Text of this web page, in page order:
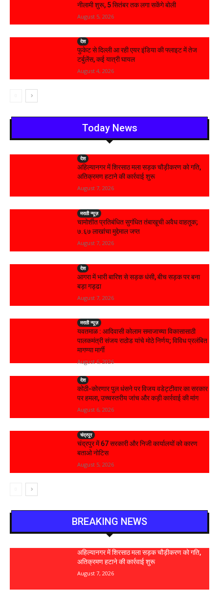
नीलामी शुरू, 5 सितंबर तक लगा सकेंगे बोली
August 5, 2026
देश
फुकेट से दिल्ली आ रही एयर इंडिया की फ्लाइट में तेज
टर्बुलेंस, कई यात्री घायल
August 4, 2026
Today News
देश
अहिल्यानगर में शिरसाठ मला सड़क चौड़ीकरण को गति,
अतिक्रमण हटाने की कार्रवाई शुरू
August 7, 2026
मराठी न्यूज़
चामोर्शीत प्रतिबंधित सुगंधित तंबाखूची अवैध वाहतूक;
₹७.६७ लाखांचा मुद्देमाल जप्त
August 7, 2026
देश
आगरा में भारी बारिश से सड़क धंसी, बीच सड़क पर बना
बड़ा गड्ढा
August 7, 2026
मराठी न्यूज़
यवतमाळ : आदिवासी कोलाम समाजाच्या विकासासाठी
पालकमंत्री संजय राठोड यांचे मोठे निर्णय; विविध प्रलंबित
मागण्या मार्गी
August 6, 2026
देश
कोठी-कोरणार पुल धंसने पर विजय वडेट्टीवार का सरकार
पर हमला, उच्चस्तरीय जांच और कड़ी कार्रवाई की मांग
August 6, 2026
चंद्रपूर
चंद्रपुर में 67 सरकारी और निजी कार्यालयों को कारण
बताओ नोटिस
August 5, 2026
BREAKING NEWS
अहिल्यानगर में शिरसाठ मला सड़क चौड़ीकरण को गति,
अतिक्रमण हटाने की कार्रवाई शुरू
August 7, 2026